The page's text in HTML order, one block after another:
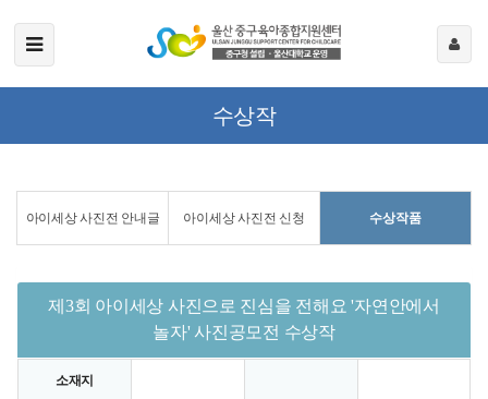
수상작
아이세상 사진전 안내글 아이세상 사진전 신청 수상작품
제3회 아이세상 사진으로 진심을 전해요 '자연안에서
놀자' 사진공모전 수상작
소재지